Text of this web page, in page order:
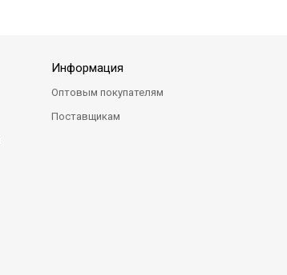
Информация
Оптовым покупателям
Поставщикам